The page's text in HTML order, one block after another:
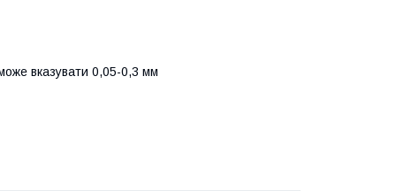
вказувати 0,05-0,3 мм